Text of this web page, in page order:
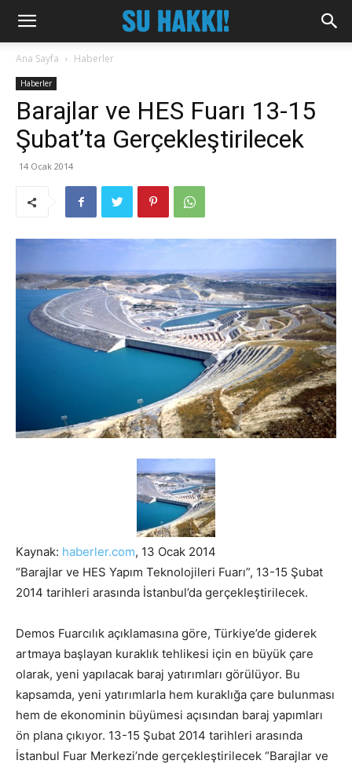
Ana Sayfa Haberler
Haberler
Barajlar ve HES Fuarı 13-15
Şubat’ta Gerçekleştirilecek
14 Ocak 2014
Kaynak: haberler.com, 13 Ocak 2014
“Barajlar ve HES Yapım Teknolojileri Fuarı”, 13-15 Şubat
2014 tarihleri arasında İstanbul’da gerçekleştirilecek.
Demos Fuarcılık açıklamasına göre, Türkiye’de giderek
artmaya başlayan kuraklık tehlikesi için en büyük çare
olarak, yeni yapılacak baraj yatırımları görülüyor. Bu
kapsamda, yeni yatırımlarla hem kuraklığa çare bulunması
hem de ekonominin büyümesi açısından baraj yapımları
ön plana çıkıyor. 13-15 Şubat 2014 tarihleri arasında
İstanbul Fuar Merkezi’nde gerçekleştirilecek “Barajlar ve